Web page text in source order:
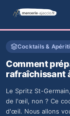
Cocktails &
Comment
rafraîchissant
Le Spritz St-
de l'œil, non ? Ce
d'œil. Nous allons